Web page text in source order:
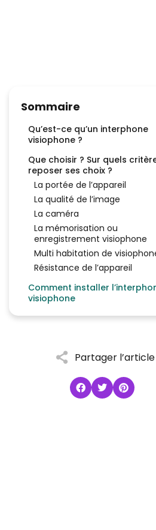
Sommaire
Qu’est-ce qu’un interphone
visiophone ?
Que choisir ? Sur quels
reposer ses choix ?
La portée de l’appareil
La qualité de l’image
La caméra
La mémorisation ou
enregistrement visiophone
Multi habitation de
Résistance de l’appareil
Comment installer
visiophone
Partager l’article